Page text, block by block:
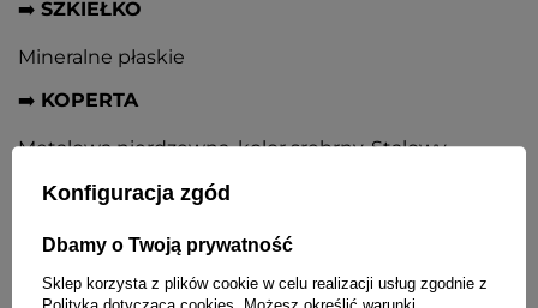
➡️ SZKIEŁKO
Mineralne płaskie
➡️ KOPERTA
Metalowa nierdzewna, kolor srebrny. Stalowy
Srebrna, czarne kontrastowe cyfry arabskie i
wskazówki
Konfiguracja zgód
Dbamy o Twoją prywatność
Sklep korzysta z plików cookie w celu realizacji usług zgodnie z